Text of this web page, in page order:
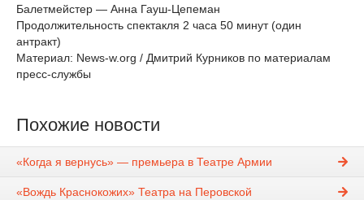
Балетмейстер — Анна Гауш-Цепеман
Продолжительность спектакля 2 часа 50 минут (один
антракт)
Материал: News-w.org / Дмитрий Курников по материалам
пресс-службы
Похожие новости
«Когда я вернусь» — премьера в Театре Армии
«Вождь Краснокожих» Театра на Перовской